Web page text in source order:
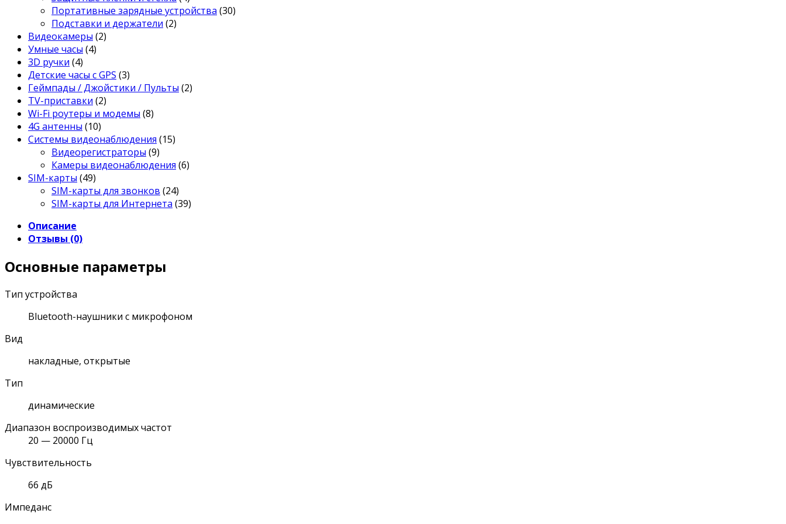
Портативные зарядные устройства (30)
Подставки и держатели (2)
Видеокамеры (2)
Умные часы (4)
3D ручки (4)
Детские часы с GPS (3)
Геймпады / Джойстики / Пульты (2)
TV-приставки (2)
Wi-Fi роутеры и модемы (8)
4G антенны (10)
Системы видеонаблюдения (15)
Видеорегистраторы (9)
Камеры видеонаблюдения (6)
SIM-карты (49)
SIM-карты для звонков (24)
SIM-карты для Интернета (39)
Описание
Отзывы (0)
Основные параметры
Тип устройства
Bluetooth-наушники с микрофоном
Вид
накладные, открытые
Тип
динамические
Диапазон воспроизводимых частот
20 — 20000 Гц
Чувствительность
66 дБ
Импеданс